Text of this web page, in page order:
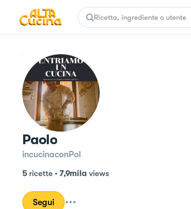
Paolo
incucinaconPol
5 ricette• 7,9mila views
Segui